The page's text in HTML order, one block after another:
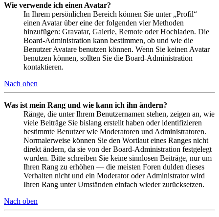
Wie verwende ich einen Avatar?
In Ihrem persönlichen Bereich können Sie unter „Profil“
einen Avatar über eine der folgenden vier Methoden
hinzufügen: Gravatar, Galerie, Remote oder Hochladen. Die
Board-Administration kann bestimmen, ob und wie die
Benutzer Avatare benutzen können. Wenn Sie keinen Avatar
benutzen können, sollten Sie die Board-Administration
kontaktieren.
Nach oben
Was ist mein Rang und wie kann ich ihn ändern?
Ränge, die unter Ihrem Benutzernamen stehen, zeigen an, wie
viele Beiträge Sie bislang erstellt haben oder identifizieren
bestimmte Benutzer wie Moderatoren und Administratoren.
Normalerweise können Sie den Wortlaut eines Ranges nicht
direkt ändern, da sie von der Board-Administration festgelegt
wurden. Bitte schreiben Sie keine sinnlosen Beiträge, nur um
Ihren Rang zu erhöhen — die meisten Foren dulden dieses
Verhalten nicht und ein Moderator oder Administrator wird
Ihren Rang unter Umständen einfach wieder zurücksetzen.
Nach oben